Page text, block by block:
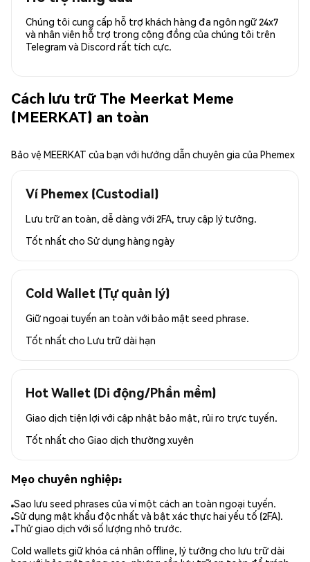
Chúng tôi cung cấp hỗ trợ khách hàng đa ngôn ngữ 24x7
và nhân viên hỗ trợ trong cộng đồng của chúng tôi trên
Telegram và Discord rất tích cực.
Cách lưu trữ The Meerkat Meme
(MEERKAT) an toàn
Bảo vệ MEERKAT của bạn với hướng dẫn chuyên gia của Phemex
Ví Phemex (Custodial)
Lưu trữ an toàn, dễ dàng với 2FA, truy cập lý tưởng.
Tốt nhất cho Sử dụng hàng ngày
Cold Wallet (Tự quản lý)
Giữ ngoại tuyến an toàn với bảo mật seed phrase.
Tốt nhất cho Lưu trữ dài hạn
Hot Wallet (Di động/Phần mềm)
Giao dịch tiện lợi với cập nhật bảo mật, rủi ro trực tuyến.
Tốt nhất cho Giao dịch thường xuyên
Mẹo chuyên nghiệp:
Sao lưu seed phrases của ví một cách an toàn ngoại tuyến.
Sử dụng mật khẩu độc nhất và bật xác thực hai yếu tố (2FA).
Thử giao dịch với số lượng nhỏ trước.
Cold wallets giữ khóa cá nhân offline, lý tưởng cho lưu trữ dài